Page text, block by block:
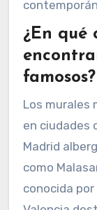
las
como la
Por ejemplo,
en Madrid
dictadura.
Lavapiés
Estos
fomentar el
sirven
política. Su